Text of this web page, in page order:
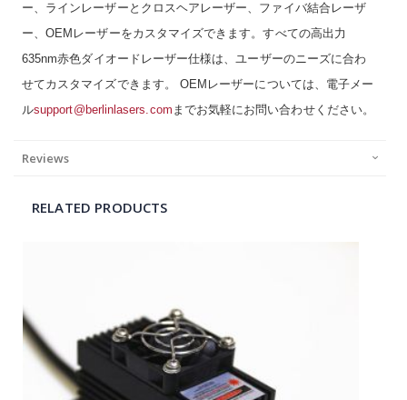
ー、ラインレーザーとクロスヘアレーザー、ファイバ結合レーザ
ー、OEMレーザーをカスタマイズできます。すべての高出力
635nm赤色ダイオードレーザー仕様は、ユーザーのニーズに合わ
せてカスタマイズできます。 OEMレーザーについては、電子メー
ルsupport@berlinlasers.com までお気軽にお問い合わせください。
Reviews
RELATED PRODUCTS